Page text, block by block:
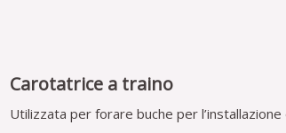
Carotatrice a traino
Utilizzata per forare buche per l’installazione